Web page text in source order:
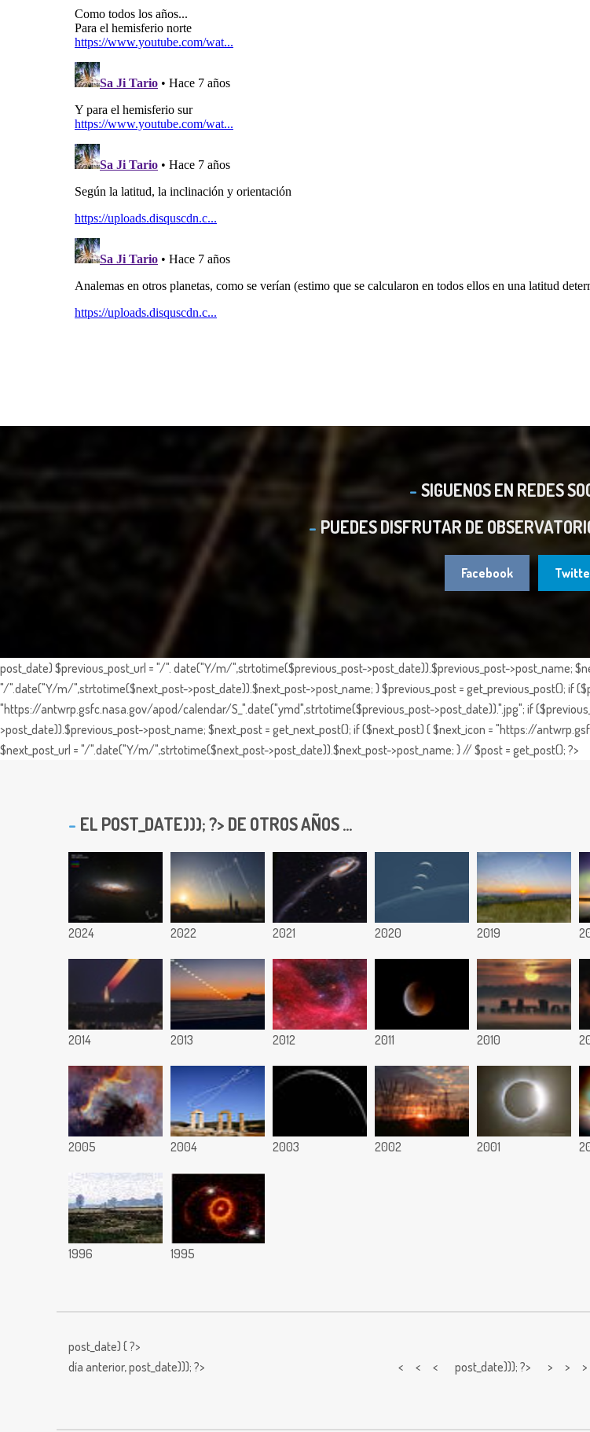
SIGUENOS EN REDES
PUEDES DISFRUTAR DE
Facebook
post_date) $previous_post_url = "/". date("Y/m/",strtotime($previous_post->post_date)).$previous_post->post_name;
"/".date("Y/m/",strtotime($next_post->post_date)).$next_post->post_name; } $previous_post = get_previous_post(); if
"https://antwrp.gsfc.nasa.gov/apod/calendar/S_".date("ymd",strtotime($previous_post->post_date)).".jpg"; if
>post_date)).$previous_post->post_name; $next_post = get_next_post(); if ($next_post) { $next_icon = "https://
$next_post_url = "/".date("Y/m/",strtotime($next_post->post_date)).$next_post->post_name; } // $post = get_post(); ?>
EL POST_DATE))); ?> DE OTROS AÑOS ...
2024 2022 2021 2020 2019
2014 2013 2012 2011 2010
2005 2004 2003 2002 2001
1996 1995
post_date) { ?>
día anterior,post_date))); ?> < < < post_date))); ?> > > >